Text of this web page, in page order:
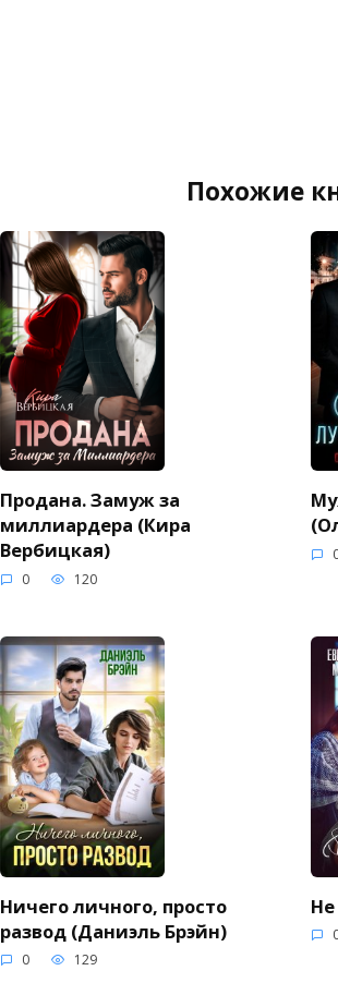
Похожие
Продана. Замуж за
миллиардера (Кира
Вербицкая)
0 120
Ничего личного, просто
развод (Даниэль Брэйн)
0 129